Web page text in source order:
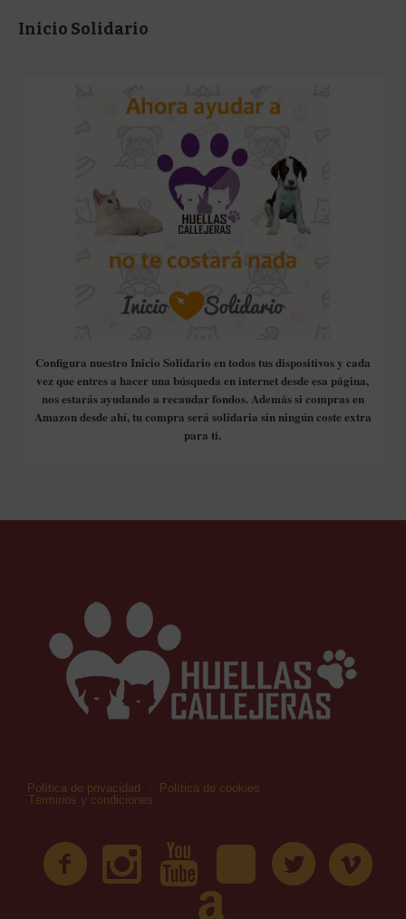
Inicio Solidario
Configura nuestro Inicio Solidario en todos tus dispositivos y cada
vez que entres a hacer una búsqueda en internet desde esa página,
nos estarás ayudando a recaudar fondos. Además si compras en
Amazon desde ahí, tu compra será solidaria sin ningún coste extra
para ti.
Política de privacidad
Política de cookies
Términos y condiciones